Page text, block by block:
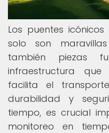
Los puentes
solo son
también piezas
infraestructura
facilita el
durabilidad y
tiempo, es crucial
monitoreo en